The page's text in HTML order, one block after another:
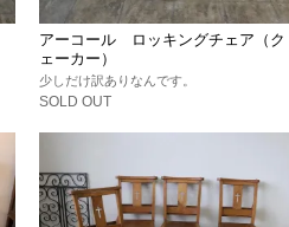
アーコール ロッキングチェア（ク
ェーカー）
少しだけ訳ありなんです。
SOLD OUT